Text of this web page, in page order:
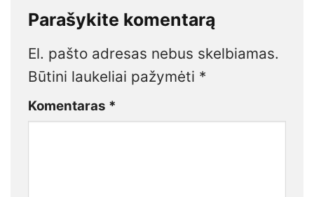
Parašykite komentarą
El. pašto adresas nebus skelbiamas.
Būtini laukeliai pažymėti *
Komentaras *